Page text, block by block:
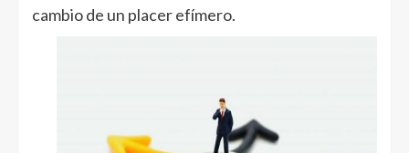
cambio de un placer efímero.